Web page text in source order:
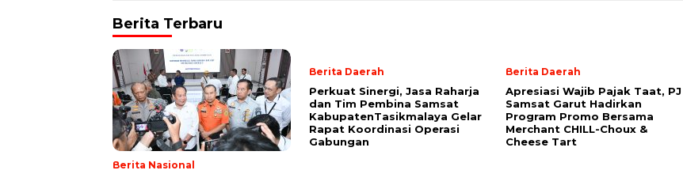
Berita Terbaru
Berita Nasional
Berita Daerah
Perkuat Sinergi, Jasa Raharja
dan Tim Pembina Samsat
KabupatenTasikmalaya Gelar
Rapat Koordinasi Operasi
Gabungan
Berita Daerah
Apresiasi Wajib Pajak Taat, PJ
Samsat Garut Hadirkan
Program Promo Bersama
Merchant CHILL-Choux &
Cheese Tart